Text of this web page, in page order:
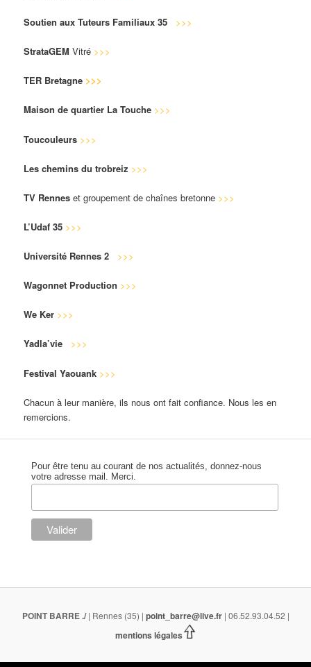
Soutien aux Tuteurs Familiaux 35 >>>
StrataGEM Vitré >>>
TER Bretagne >>>
Maison de quartier La Touche >>>
Toucouleurs >>>
Les chemins du trobreiz >>>
TV Rennes et groupement de chaînes bretonne >>>
L’Udaf 35 >>>
Université Rennes 2 >>>
Wagonnet Production >>>
We Ker >>>
Yadla’vie >>>
Festival Yaouank >>>
Chacun à leur manière, ils nous ont fait confiance. Nous les en
remercions.
Pour être tenu au courant de nos actualités, donnez-nous
votre adresse mail. Merci.
POINT BARRE./| Rennes (35) | point_barre@live.fr| 06.52.93.04.52 |
mentions légales